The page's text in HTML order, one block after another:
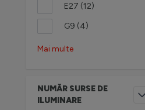
E27 (12produse
)
G9 (4produse
)
Mai multe
NUMĂR SURSE DE
ILUMINAREFILTRU